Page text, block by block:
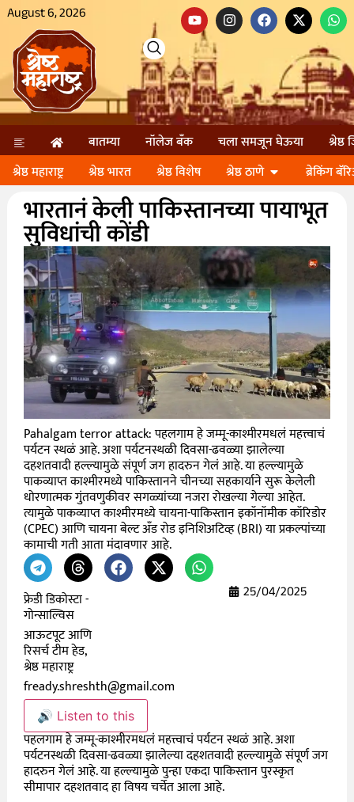
August 6, 2026
बातम्या नॉलेज बॅंक चला समजून घेऊया
श्रेष्ठ
श्रेष्ठ महाराष्ट्र
श्रेष्ठ भारत श्रेष्ठ विशेष श्रेष्ठ ठाणे ब्रेकिंग
भारतानं केली पाकिस्तानच्या पायाभूत
सुविधांची कोंडी
Pahalgam terror attack: पहलगाम हे जम्मू-काश्मीरमधलं महत्त्वाचं
पर्यटन स्थळं आहे. अशा पर्यटनस्थळी दिवसा-ढवळ्या झालेल्या
दहशतवादी हल्ल्यामुळे संपूर्ण जग हादरुन गेलं आहे. या हल्ल्यामुळे
पाकव्याप्त काश्मीरमध्ये पाकिस्तानने चीनच्या सहकार्याने सुरू केलेली
धोरणात्मक गुंतवणुकीवर सगळ्यांच्या नजरा रोखल्या गेल्या आहेत.
त्यामुळे पाकव्याप्त काश्मीरमध्ये चायना-पाकिस्तान इकॉनॉमीक कॉरिडोर
(CPEC) आणि चायना बेल्ट अँड रोड इनिशिअटिव्ह (BRI) या प्रकल्पांच्या
कामाची गती आता मंदावणार आहे.
फ्रेडी डिकोस्टा -
गोन्साल्विस
आऊटपूट आणि
रिसर्च टीम हेड,
श्रेष्ठ महाराष्ट्र
fready.shreshth@gmail.com
25/04/2025
🔊 Listen to this
पहलगाम हे जम्मू-काश्मीरमधलं महत्त्वाचं पर्यटन स्थळं आहे. अशा
पर्यटनस्थळी दिवसा-ढवळ्या झालेल्या दहशतवादी हल्ल्यामुळे संपूर्ण जग
हादरुन गेलं आहे. या हल्ल्यामुळे पुन्हा एकदा पाकिस्तान पुरस्कृत
सीमापार दहशतवाद हा विषय चर्चेत आला आहे.